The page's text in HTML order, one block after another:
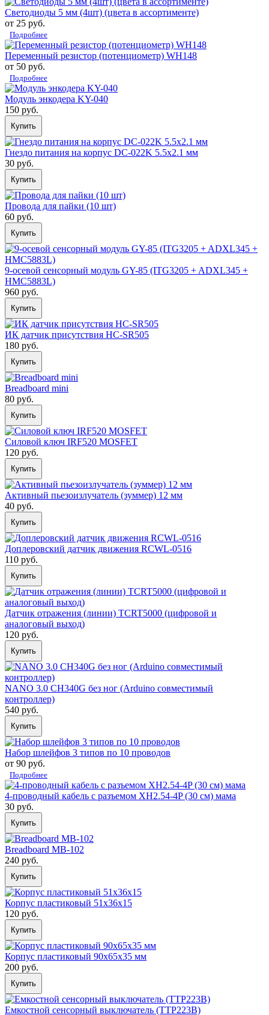
Светодиоды 5 мм (4шт) (цвета в ассортименте)
от 25 руб.
Подробнее
Переменный резистор (потенциометр) WH148
от 50 руб.
Подробнее
Модуль энкодера KY-040
150 руб.
Купить
Гнездо питания на корпус DC-022K 5.5x2.1 мм
30 руб.
Купить
Провода для пайки (10 шт)
60 руб.
Купить
9-осевой сенсорный модуль GY-85 (ITG3205 + ADXL345 +
HMC5883L)
960 руб.
Купить
ИК датчик присутствия HC-SR505
180 руб.
Купить
Breadboard mini
80 руб.
Купить
Силовой ключ IRF520 MOSFET
120 руб.
Купить
Активный пьезоизлучатель (зуммер) 12 мм
40 руб.
Купить
Доплеровский датчик движения RCWL-0516
110 руб.
Купить
Датчик отражения (линии) TCRT5000 (цифровой и
аналоговый выход)
120 руб.
Купить
NANO 3.0 CH340G без ног (Arduino совместимый
контроллер)
540 руб.
Купить
Набор шлейфов 3 типов по 10 проводов
от 90 руб.
Подробнее
4-проводный кабель с разъемом XH2.54-4P (30 см) мама
30 руб.
Купить
Breadboard MB-102
240 руб.
Купить
Корпус пластиковый 51х36х15
120 руб.
Купить
Корпус пластиковый 90х65х35 мм
200 руб.
Купить
Емкостной сенсорный выключатель (TTP223B)